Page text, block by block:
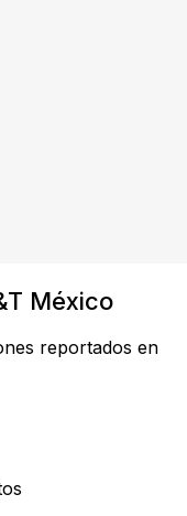
México
reportados en